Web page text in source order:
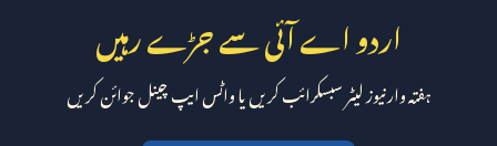
اردو اے آئی سے جڑے رہیں
ہفتہ وار نیوز لیٹر سبسکرائب کریں یا واٹس ایپ چینل جوائن کریں